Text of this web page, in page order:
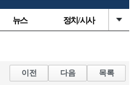
뉴스 정치/시사
해외축구
국내축구
이전 다음 목록